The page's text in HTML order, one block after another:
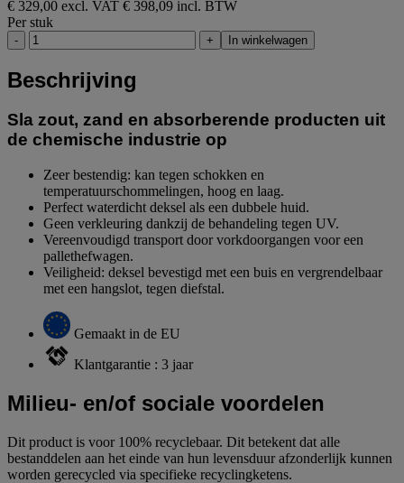
€ 329,00 excl. VAT € 398,09 incl. BTW
Per stuk
- + In winkelwagen
Beschrijving
Sla zout, zand en absorberende producten uit
de chemische industrie op
Zeer bestendig: kan tegen schokken en
temperatuurschommelingen, hoog en laag.
Perfect waterdicht deksel als een dubbele huid.
Geen verkleuring dankzij de behandeling tegen UV.
Vereenvoudigd transport door vorkdoorgangen voor een
pallethefwagen.
Veiligheid: deksel bevestigd met een buis en vergrendelbaar
met een hangslot, tegen diefstal.
Gemaakt in de EU
Klantgarantie : 3 jaar
Milieu- en/of sociale voordelen
Dit product is voor 100% recyclebaar. Dit betekent dat alle
bestanddelen aan het einde van hun levensduur afzonderlijk kunnen
worden gerecycled via specifieke recyclingketens.